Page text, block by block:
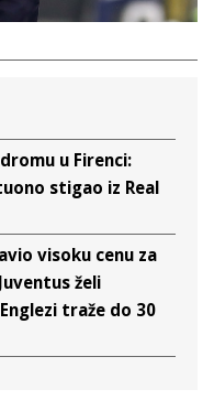
u Firenci:
stigao iz Real
visoku cenu za
želi
traže do 30